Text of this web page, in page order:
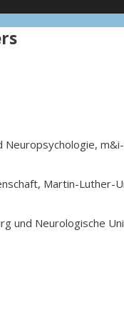
Martin-Luther-
und Neurologische